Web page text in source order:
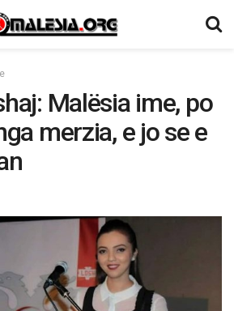
Malësia ime, po
merzia, e jo se e